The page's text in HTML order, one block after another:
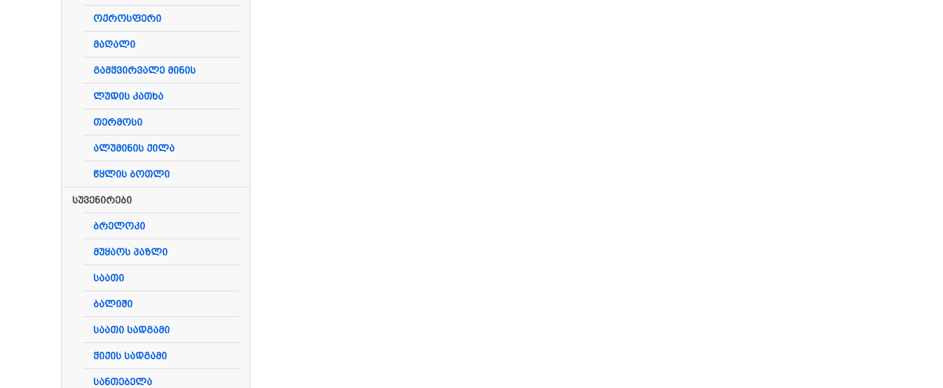
ოქროსფერი
მაღალი
გამჭვირვალე მინის
ლუდის კათხა
თერმოსი
ალუმინის ქილა
წყლის ბოთლი
სუვენირები
ბრელოკი
მუყაოს პაზლი
საათი
ბალიში
საათი სადგამი
ჭიქის სადგამი
სანთებელა